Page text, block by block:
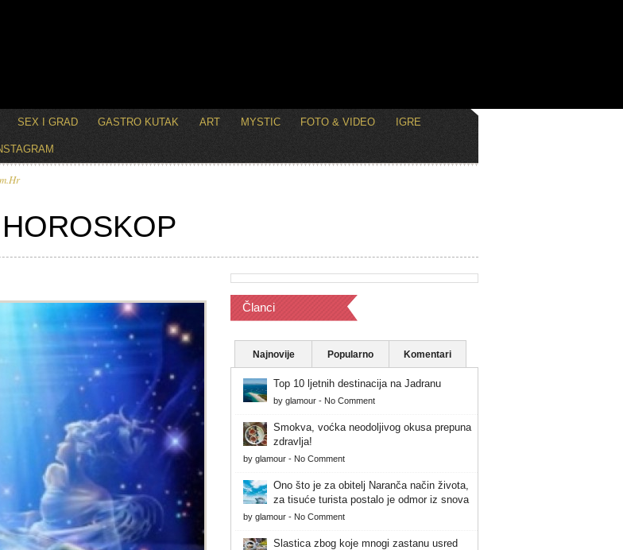
SEX I GRAD GASTRO KUTAK ART MYSTIC FOTO & VIDEO IGRE
HOROSKOP
Članci
Najnovije Popularno Komentari
Top 10 ljetnih destinacija na Jadranu
by glamour - No Comment
Smokva, voćka neodoljivog okusa prepuna
zdravlja!
by glamour - No Comment
Ono što je za obitelj Naranča način života,
za tisuće turista postalo je odmor iz snova
by glamour - No Comment
Slastica zbog koje mnogi zastanu usred